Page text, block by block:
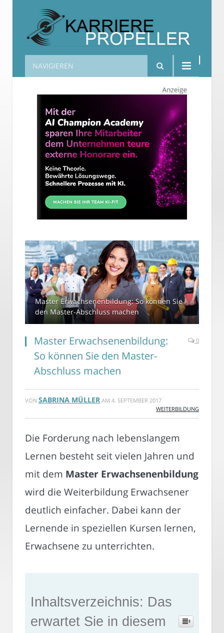
Karrierepropeller
NAVIGIEREN
Master Erwachsenenbildung: So können Sie
den Master-Abschluss machen
Master Erwachsenenbildung:
So können Sie den Master-
Abschluss machen
0
VON SABRINA MÜLLER AM 4. SEPTEMBER 2017
WEITERBILDUNG
Die Forderung nach lebenslangem
Lernen besteht seit vielen Jahren und
mit dem Master Erwachsenenbildung
wird die Weiterbildung Erwachsener
deutlich einfacher. Dabei kann der
Lernende in speziellen Kursen lernen,
Erwachsene zu unterrichten.
Inhaltsverzeichnis: Das
erwartet Sie in diesem